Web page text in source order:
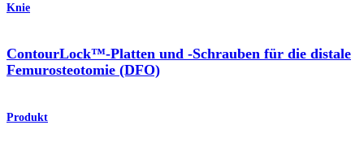
Knie
ContourLock™-Platten und -Schrauben für die distale
Femurosteotomie (DFO)
Produkt